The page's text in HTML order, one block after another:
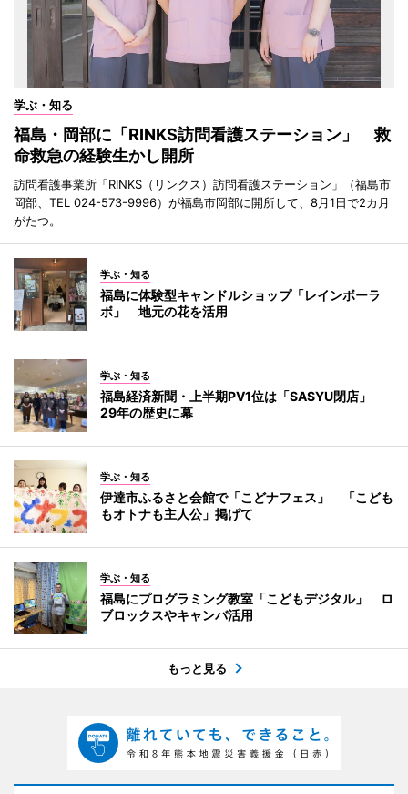
学ぶ・知る
福島・岡部に「RINKS訪問看護ステーション」 救
命救急の経験生かし開所
訪問看護事業所「RINKS（リンクス）訪問看護ステーション」（福島市
岡部、TEL 024-573-9996）が福島市岡部に開所して、8月1日で2カ月
がたつ。
学ぶ・知る
福島に体験型キャンドルショップ「レインボーラ
ボ」 地元の花を活用
学ぶ・知る
福島経済新聞・上半期PV1位は「SASYU閉店」
29年の歴史に幕
学ぶ・知る
伊達市ふるさと会館で「こどナフェス」 「こども
もオトナも主人公」掲げて
学ぶ・知る
福島にプログラミング教室「こどもデジタル」 ロ
ブロックスやキャンバ活用
もっと見る